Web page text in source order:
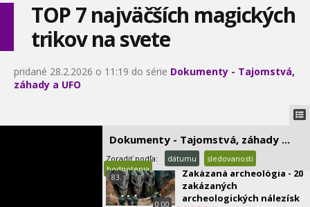
TOP 7 najväčších magických
trikov na svete
pridané 28.2.2026 o 11:19 do série Dokumenty - Tajomstvá,
záhady a UFO
Dokumenty - Tajomstvá, záhady ...
Zoradiť podľa: dátumu
sledovanosti
hodnotenia
0:00
80.
Odhalené - Mimozemské
Záhadné postavy dejín -
0:00
zemi
0:00
83.
Zakázaná archeológia - 20
zakázaných
archeologických nálezísk